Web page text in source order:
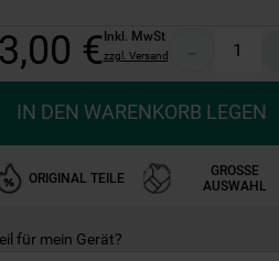
,00 €Inkl. MwSt
zzgl. Versand
IN DEN WARENKORB LEGEN
ORIGINAL TEILE
GROSSE A
USWAHL
für mein Gerät?